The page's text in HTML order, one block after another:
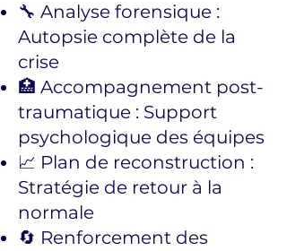
🔧 Analyse forensique :
Autopsie complète de la
crise
🏥 Accompagnement post-
traumatique : Support
psychologique des équipes
📈 Plan de reconstruction :
Stratégie de retour à la
normale
🔄 Renforcement des